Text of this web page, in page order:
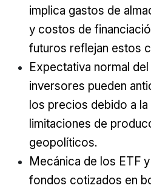
implica gastos de
y costos de
futuros reflejan estos
Expectativa normal
inversores pueden
los precios debido a
limitaciones de
geopolíticos.
Mecánica de los ETF
fondos cotizados en